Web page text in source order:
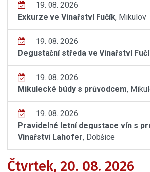
19. 08. 2026
Exkurze ve Vinařství Fučík, Mikulov
19. 08. 2026
Degustační středa ve Vinařství
19. 08. 2026
Mikulecké búdy s průvodcem,
19. 08. 2026
Pravidelné letní degustace vín s
Vinařství Lahofer, Dobšice
Čtvrtek, 20. 08. 2026